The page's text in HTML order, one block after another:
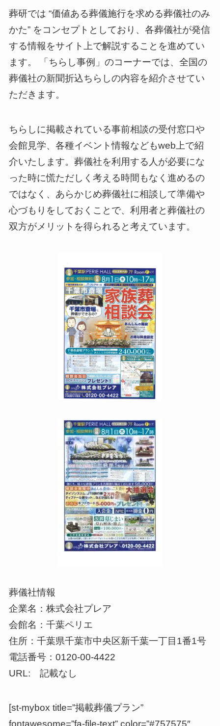
葬研では “価値ある葬儀施行を求める葬儀社のみ
かた” をコンセプトとしており、各葬儀社が発信
する情報をサイト上で解説することを進めてい
ます。 「ちらし事例」のコーナーでは、全国の
葬儀社の新聞折込ちらしの内容を紹介させてい
ただきます。
ちらしに掲載されている事前相談の受付窓口や
会館見学、各種イベント情報などもweb上で紹
介いたします。葬儀社を利用する人が必要にな
った時に慌ただしく考える時間もなく進めるの
ではなく、あらかじめ葬儀社に相談して準備や
心づもりをしておくことで、利用者と葬儀社の
双方がメリットを得られると考えています。
葬儀社情報
企業名：株式会社プレア
会館名：千葉ペリエ
住所：千葉県千葉市中央区新千葉一丁目1番1号
電話番号： 0120-00-4422
URL: 記載なし
[st-mybox title=”掲載葬儀プラン”